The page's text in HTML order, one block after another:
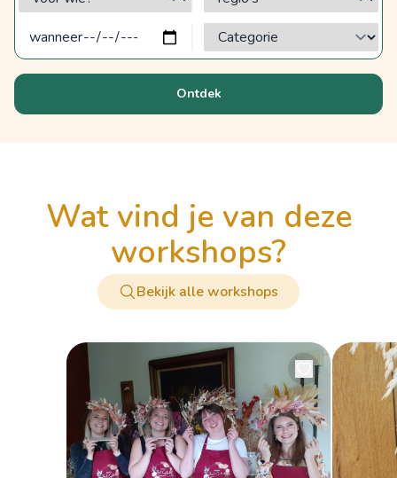
Categorie?
Ontdek
wat vind je van deze
workshops?
Bekijk alle workshops